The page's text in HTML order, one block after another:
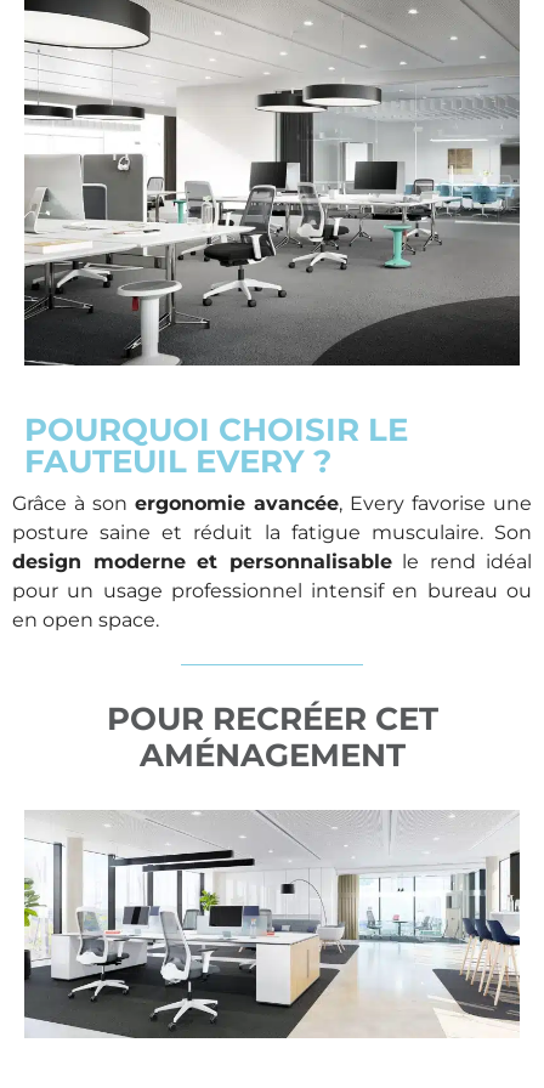
POURQUOI CHOISIR LE
FAUTEUIL EVERY ?
Grâce à son ergonomie avancée, Every favorise une
posture saine et réduit la fatigue musculaire. Son
design moderne et personnalisablele rend idéal
pour un usage professionnel intensif en bureau ou
en open space.
POUR RECRÉER CET
AMÉNAGEMENT